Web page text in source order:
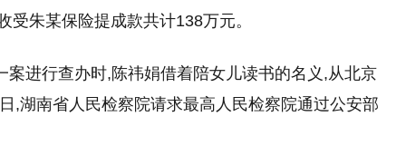
朱某保险提成款共计138万元。
进行查办时,陈祎娟借着陪女儿读书的名义,从北京
,湖南省人民检察院请求最高人民检察院通过公安部